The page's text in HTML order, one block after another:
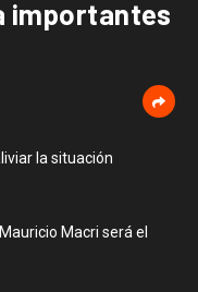
importantes
la situación
Macri será el